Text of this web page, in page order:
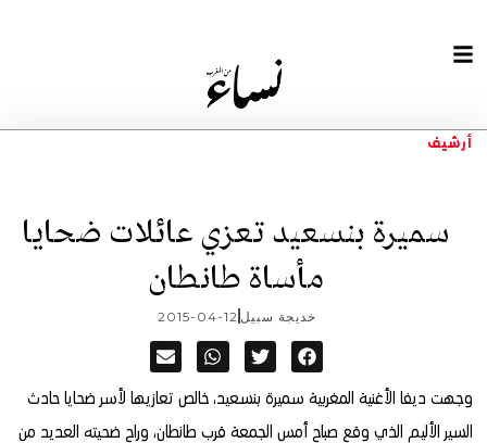
أرشيف
سميرة بنسعيد تعزي عائلات ضحايا
مأساة طانطان
خديجة سبيل 2015-04-12
وجهت ديفا الأغنية المغربية سميرة بنسعيد، خالص تعازيها لأسر ضحايا حادث
السير الأليم الذي وقع صباح أمس الجمعة قرب طانطان، وراح ضحيته العديد من